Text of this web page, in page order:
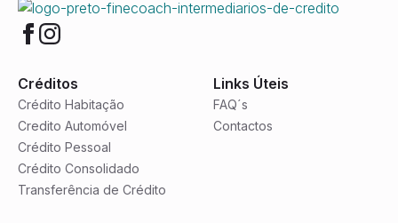
Créditos
Crédito Habitação
Credito Automóvel
Crédito Pessoal
Crédito Consolidado
Transferência de Crédito
Links Úteis
FAQ´s
Contactos